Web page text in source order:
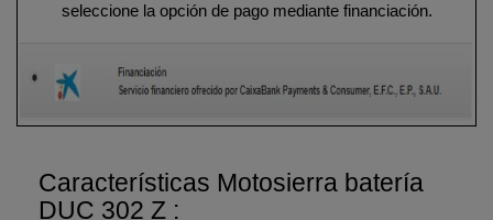
seleccione la opción de pago mediante financiación.
Características Motosierra batería
DUC 302 Z :